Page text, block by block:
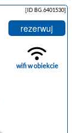
[ID BG.6401530]
rezerwuj
wifi w obiekcie